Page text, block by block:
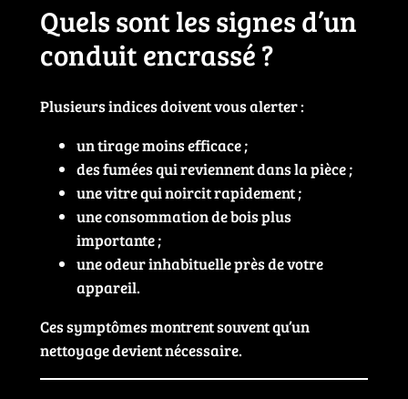
Quels sont les signes d’un
conduit encrassé ?
Plusieurs indices doivent vous alerter :
un tirage moins efficace ;
des fumées qui reviennent dans la pièce ;
une vitre qui noircit rapidement ;
une consommation de bois plus
importante ;
une odeur inhabituelle près de votre
appareil.
Ces symptômes montrent souvent qu’un
nettoyage devient nécessaire.